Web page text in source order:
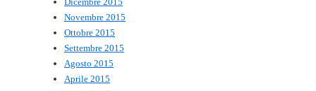
Novembre 2015
Ottobre 2015
Settembre 2015
Agosto 2015
Aprile 2015